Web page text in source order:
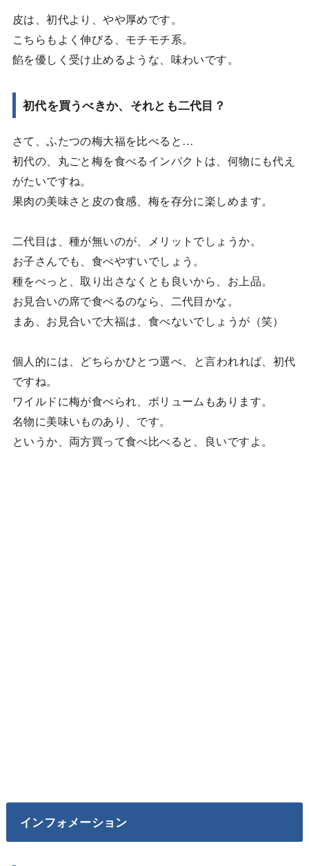
皮は、初代より、やや厚めです。
こちらもよく伸びる、モチモチ系。
餡を優しく受け止めるような、味わいです。
初代を買うべきか、それとも二代目？
さて、ふたつの梅大福を比べると…
初代の、丸ごと梅を食べるインパクトは、何物にも代え
がたいですね。
果肉の美味さと皮の食感、梅を存分に楽しめます。
二代目は、種が無いのが、メリットでしょうか。
お子さんでも、食べやすいでしょう。
種をぺっと、取り出さなくとも良いから、お上品。
お見合いの席で食べるのなら、二代目かな。
まあ、お見合いで大福は、食べないでしょうが（笑）
個人的には、どちらかひとつ選べ、と言われれば、初代
ですね。
ワイルドに梅が食べられ、ボリュームもあります。
名物に美味いものあり、です。
というか、両方買って食べ比べると、良いですよ。
インフォメーション